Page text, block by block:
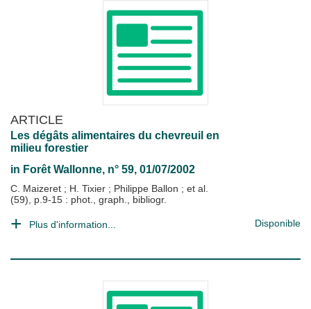
ARTICLE
Les dégâts alimentaires du chevreuil en
milieu forestier
in Forêt Wallonne, n° 59, 01/07/2002
C. Maizeret ; H. Tixier ; Philippe Ballon ; et al.
(59), p.9-15 : phot., graph., bibliogr.
Plus d'information... Disponible